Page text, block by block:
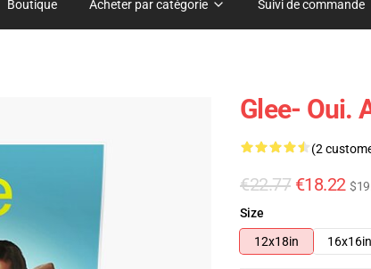
Boutique Acheter par catégorie Suivi de commande
Glee- Oui.
(2
€22.77 €18.22
Size
12x18in
16x16in